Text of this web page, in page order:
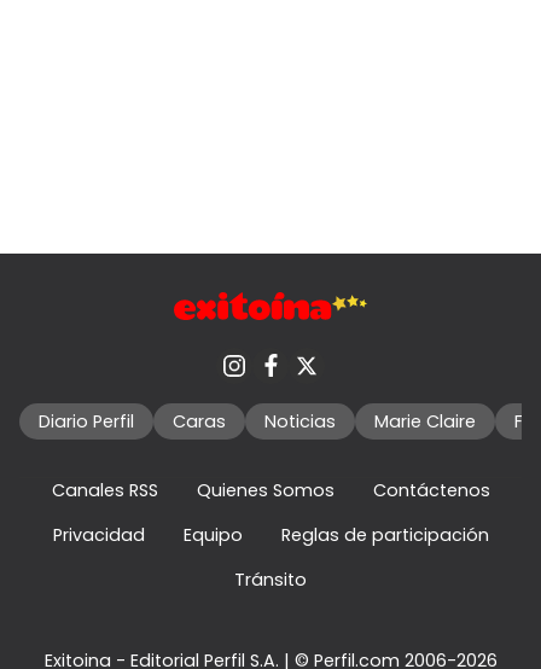
Diario Perfil Caras Noticias Marie Claire
Canales RSS Quienes Somos
Contáctenos
Privacidad
Equipo
Reglas de participación
Tránsito
Exitoina - Editorial Perfil S.A. | © Perfil.com 2006-2026